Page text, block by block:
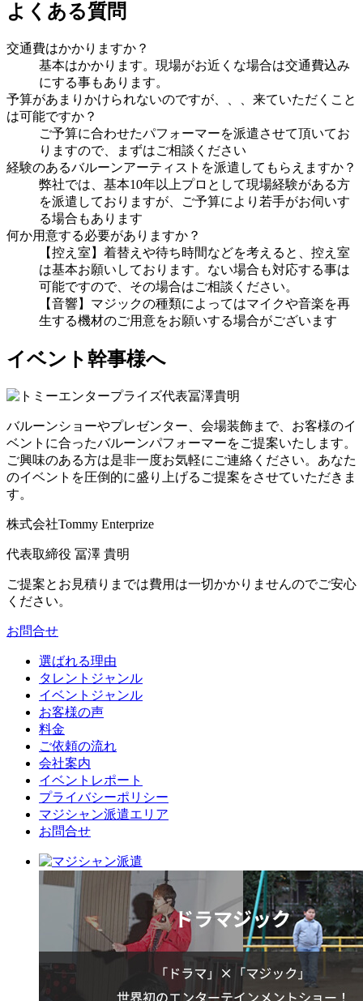
よくある質問
交通費はかかりますか？
基本はかかります。現場がお近くな場合は交通費込み
にする事もあります。
予算があまりかけられないのですが、、、来ていただくこと
は可能ですか？
ご予算に合わせたパフォーマーを派遣させて頂いてお
りますので、まずはご相談ください
経験のあるバルーンアーティストを派遣してもらえますか？
弊社では、基本10年以上プロとして現場経験がある方
を派遣しておりますが、ご予算により若手がお伺いす
る場合もあります
何か用意する必要がありますか？
【控え室】着替えや待ち時間などを考えると、控え室
は基本お願いしております。ない場合も対応する事は
可能ですので、その場合はご相談ください。
【音響】マジックの種類によってはマイクや音楽を再
生する機材のご用意をお願いする場合がございます
イベント幹事様へ
バルーンショーやプレゼンター、会場装飾まで、お客様のイ
ベントに合ったバルーンパフォーマーをご提案いたします。
ご興味のある方は是非一度お気軽にご連絡ください。あなた
のイベントを圧倒的に盛り上げるご提案をさせていただきま
す。
株式会社Tommy Enterprize
代表取締役 冨澤 貴明
ご提案とお見積りまでは費用は一切かかりませんのでご安心
ください。
お問合せ
選ばれる理由
タレントジャンル
イベントジャンル
お客様の声
料金
ご依頼の流れ
会社案内
イベントレポート
プライバシーポリシー
マジシャン派遣エリア
お問合せ